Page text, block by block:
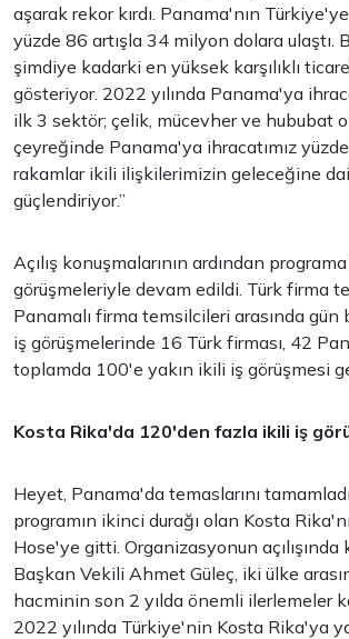
aşarak rekor kırdı. Panama'nın
yüzde 86 artışla 34 milyon dolara ulaştı.
şimdiye kadarki en yüksek karşılıklı
gösteriyor. 2022 yılında Panama'ya
ilk 3 sektör; çelik, mücevher ve hububat
çeyreğinde Panama'ya ihracatımız
rakamlar ikili ilişkilerimizin geleceğine dair
güçlendiriyor.”
Açılış konuşmalarının ardından
görüşmeleriyle devam edildi. Türk firma
Panamalı firma temsilcileri arasında gün
iş görüşmelerinde 16 Türk firması, 42
toplamda 100'e yakın ikili iş görüşmesi
Kosta Rika'da 120'den fazla ikili iş
Heyet, Panama'da temaslarını
programın ikinci durağı olan Kosta
Hose'ye gitti. Organizasyonun açılışında
Başkan Vekili Ahmet Güleç, iki ülke
hacminin son 2 yılda önemli ilerlemeler
2022 yılında Türkiye'nin Kosta Rika'ya